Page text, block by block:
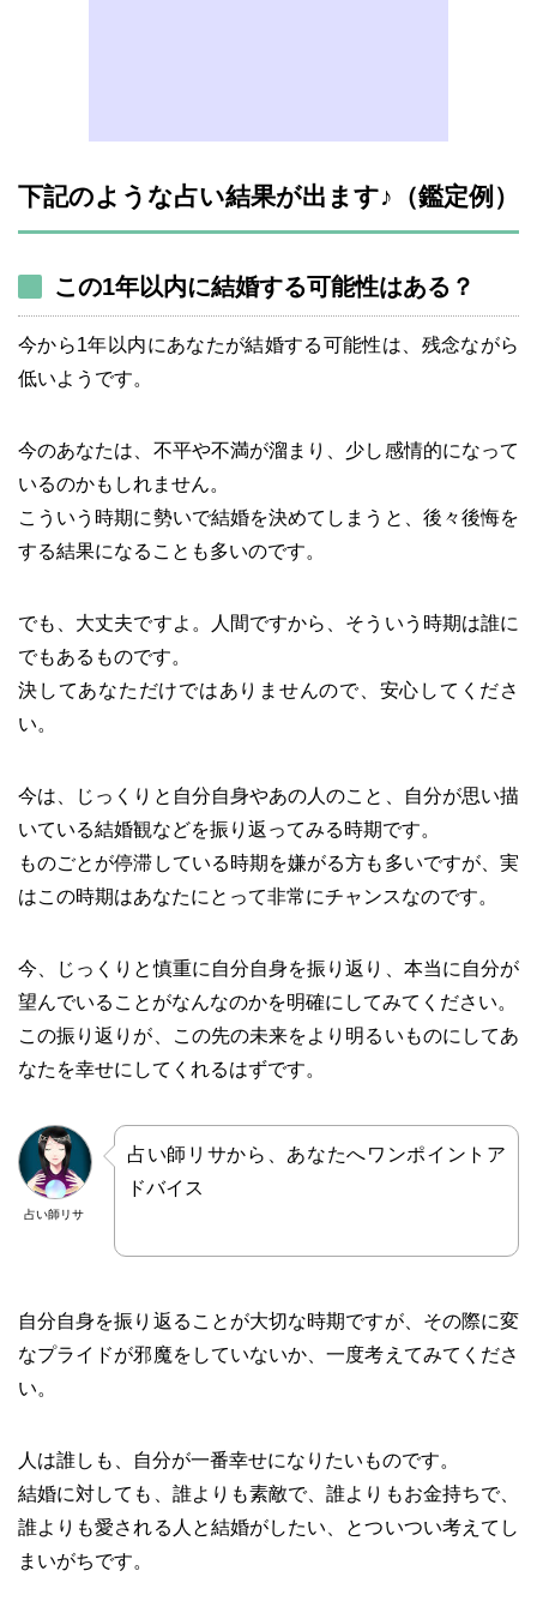
下記のような占い結果が出ます♪（鑑定例）
この1年以内に結婚する可能性はある？
今から1年以内にあなたが結婚する可能性は、残念ながら
低いようです。
今のあなたは、不平や不満が溜まり、少し感情的になって
いるのかもしれません。
こういう時期に勢いで結婚を決めてしまうと、後々後悔を
する結果になることも多いのです。
でも、大丈夫ですよ。人間ですから、そういう時期は誰に
でもあるものです。
決してあなただけではありませんので、安心してくださ
い。
今は、じっくりと自分自身やあの人のこと、自分が思い描
いている結婚観などを振り返ってみる時期です。
ものごとが停滞している時期を嫌がる方も多いですが、実
はこの時期はあなたにとって非常にチャンスなのです。
今、じっくりと慎重に自分自身を振り返り、本当に自分が
望んでいることがなんなのかを明確にしてみてください。
この振り返りが、この先の未来をより明るいものにしてあ
なたを幸せにしてくれるはずです。
占い師リサ
占い師リサから、あなたへワンポイントア
ドバイス
自分自身を振り返ることが大切な時期ですが、その際に変
なプライドが邪魔をしていないか、一度考えてみてくださ
い。
人は誰しも、自分が一番幸せになりたいものです。
結婚に対しても、誰よりも素敵で、誰よりもお金持ちで、
誰よりも愛される人と結婚がしたい、とついつい考えてし
まいがちです。